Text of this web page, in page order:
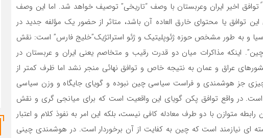
توافق اخیر ایران وعربستان با وصف “تاریخی” توصیف خواهد شد. اما این وصف
توافق یا محتوای خارق العاده آن باشد، متاثر از حضور یک مؤلفه جدید در
و به طور مشخص حوزه ژئوپلیتیک و ژئو استراتژیک”خلیج فارس” است: نقش
اینکه مذاکرات میان دو قدرت رقیب و متخاصم یعنی ایران و عربستان در
عراق و عمان به نتیجه خاص و توافق نهائی منجر نشد اما ظرف کمتر از
جز هوشمندی و فراست سیاسی چین نبوده و گویای جایگاه و وزن سیاسی
است. در واقع توافق پکن گویای این واقعیت است که برای میانجی گری و نقش
متوازن با دو طرف معادله کافی نیست، بلکه این امر به نفوذ کلام و اعتبار
نیازمند است که چین به کفایت از آن برخوردار است. در هوشمندی چینی